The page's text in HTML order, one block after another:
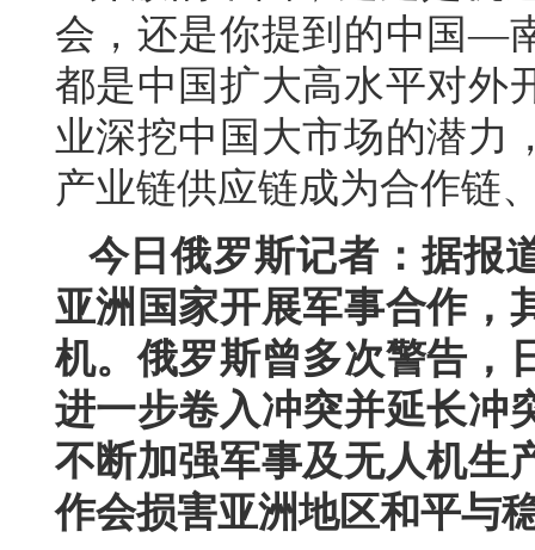
会，还是你提到的中国—
都是中国扩大高水平对外
业深挖中国大市场的潜力
产业链供应链成为合作链
今日俄罗斯记者：据报
亚洲国家开展军事合作，
机。俄罗斯曾多次警告，
进一步卷入冲突并延长冲
不断加强军事及无人机生
作会损害亚洲地区和平与